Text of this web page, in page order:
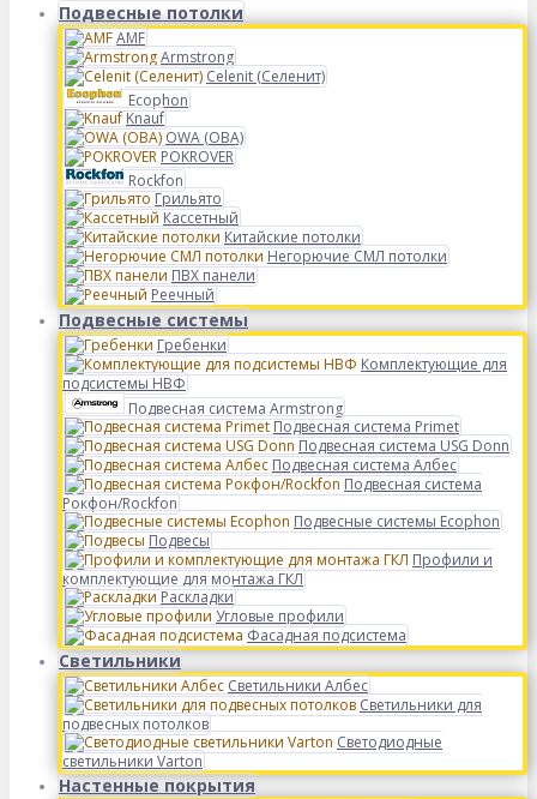
Подвесные потолки
AMF
Armstrong
Celenit (Селенит)
Ecophon
Knauf
OWA (ОВА)
POKROVER
Rockfon
Грильято
Кассетный
Китайские потолки
Негорючие СМЛ потолки
ПВХ панели
Реечный
Подвесные системы
Гребенки
Комплектующие для
подсистемы НВФ
Подвесная система Armstrong
Подвесная система Primet
Подвесная система USG Donn
Подвесная система Албес
Подвесная система
Рокфон/Rockfon
Подвесные системы Ecophon
Подвесы
Профили и
комплектующие для монтажа ГКЛ
Раскладки
Угловые профили
Фасадная подсистема
Светильники
Светильники Албес
Светильники для
подвесных потолков
Светодиодные
светильники Varton
Настенные покрытия